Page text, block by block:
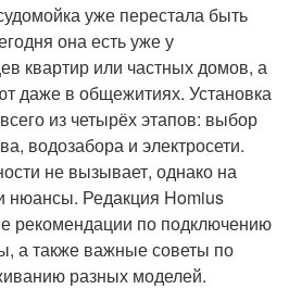
уже перестала быть
она есть уже у
квартир или частных домов, а
даже в общежитиях. Установка
из четырёх этапов: выбор
водозабора и электросети.
не вызывает, однако на
нюансы. Редакция Homius
рекомендации по подключению
а также важные советы по
разных моделей.